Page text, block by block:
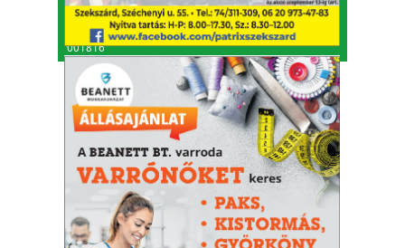
Telefon: 74/414-853, 74/511-709⋅Fax: 74/414-853
E-mail:tolnamegyeikronika@gmail.com
Adószám: 26457567-2-17⋅Cégjegyzékszám: Cg. 17-06-
001816
© Minden jog fenntartva.